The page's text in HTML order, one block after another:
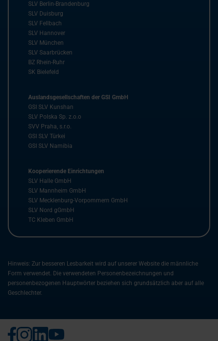
SLV Berlin-Brandenburg
SLV Duisburg
SLV Fellbach
SLV Hannover
SLV München
SLV Saarbrücken
BZ Rhein-Ruhr
SK Bielefeld
Auslandsgesellschaften der GSI GmbH
GSI SLV Kunshan
SLV Polska Sp. z.o.o
SVV Praha, s.r.o.
GSI SLV Türkei
GSI SLV Namibia
Kooperierende Einrichtungen
SLV Halle GmbH
SLV Mannheim GmbH
SLV Mecklenburg-Vorpommern GmbH
SLV Nord gGmbH
TC Kleben GmbH
Hinweis: Zur besseren Lesbarkeit wird auf unserer Website die männliche
Form verwendet. Die verwendeten Personenbezeichnungen und
personenbezogenen Hauptwörter beziehen sich grundsätzlich aber auf alle
Geschlechter.